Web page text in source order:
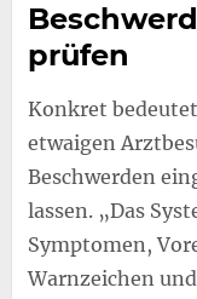
prüfen
Konkret
etwaigen
Beschwerden
lassen. „Das
Symptomen,
Warnzeichen